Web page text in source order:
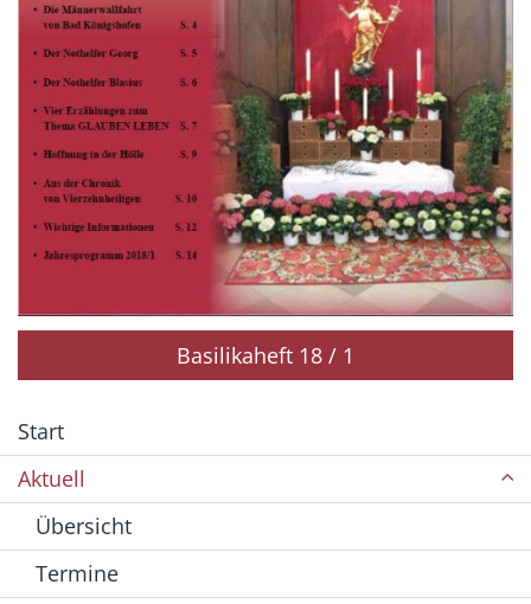
Basilikaheft 18 / 1
Start
Aktuell
Übersicht
Termine